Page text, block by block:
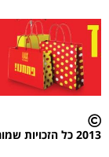
2013 כל הזכויות שמורות לאתר השרון פוסט